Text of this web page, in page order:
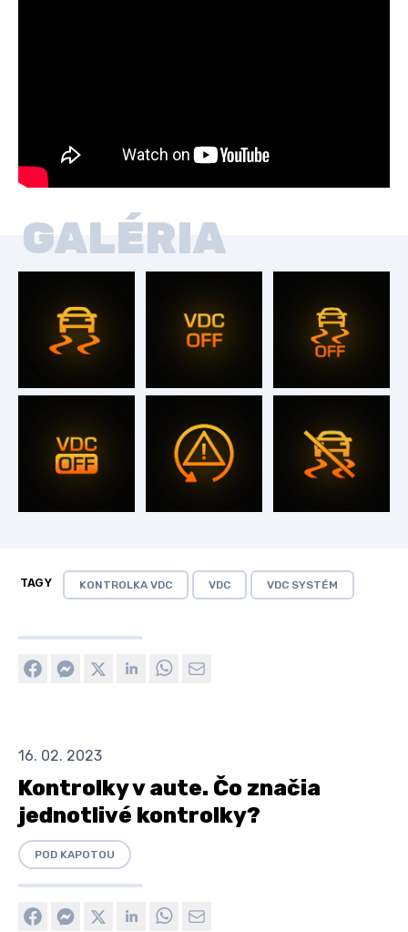
GALÉRIA
TAGY KONTROLKA VDC VDC VDC SYSTÉM
16. 02. 2023
Kontrolky v aute. Čo značia
jednotlivé kontrolky?
POD KAPOTOU